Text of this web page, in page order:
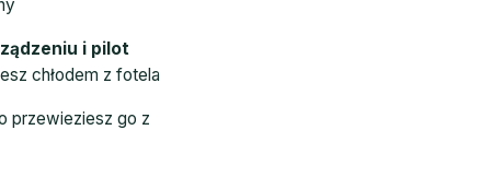
i pilot
chłodem z fotela
przewieziesz go z